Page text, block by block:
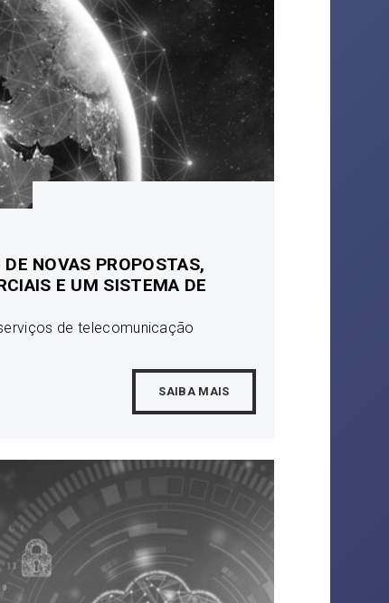
NOVAS PROPOSTAS,
E UM SISTEMA DE
de telecomunicação
SAIBA MAIS